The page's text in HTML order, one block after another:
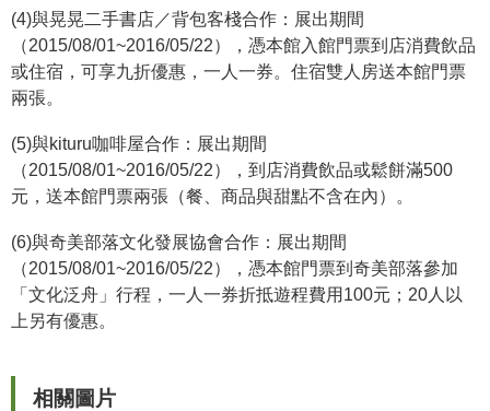
務
白
皮
書
政
府
公
開
資
訊
(4)與晃晃二手書店／背包客棧合作：展出期間
（2015/08/01~2016/05/22），憑本館入館門票到店消費飲品
或住宿，可享九折優惠，一人一券。住宿雙人房送本館門票
兩張。
(5)與kituru咖啡屋合作：展出期間
（2015/08/01~2016/05/22），到店消費飲品或鬆餅滿500
元，送本館門票兩張（餐、商品與甜點不含在內）。
(6)與奇美部落文化發展協會合作：展出期間
（2015/08/01~2016/05/22），憑本館門票到奇美部落參加
「文化泛舟」行程，一人一券折抵遊程費用100元；20人以
上另有優惠。
相關圖片